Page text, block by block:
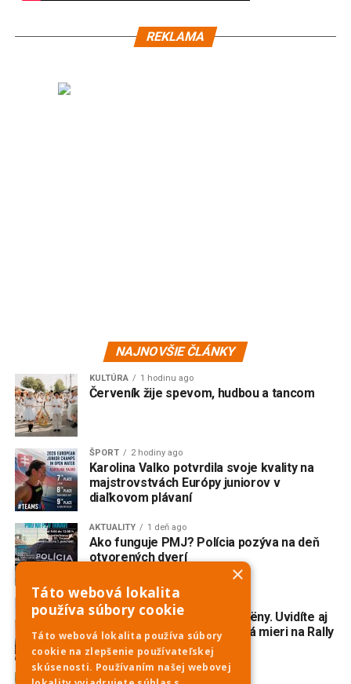
REKLAMA
NAJNOVŠIE ČLÁNKY
KULTÚRA 1 hodinu ago
Červeník žije spevom, hudbou a tancom
ŠPORT 2 hodiny ago
Karolina Valko potvrdila svoje kvality na
majstrovstvách Európy juniorov v
diaľkovom plávaní
AKTUALITY 1 deň ago
Ako funguje PMJ? Polícia pozýva na deň
otvorených dverí
AKTUALITY 2 dni ago
Do Piešťan mieria opäť Citroëny. Uvidíte aj
dvojmotorovú „kačicu“, ktorá mieri na Rally
Dakar Classic
ŠPORT 3 dni ago
×
Táto webová lokalita
používa súbory cookie
Táto webová lokalita používa súbory
cookie na zlepšenie používateľskej
skúsenosti. Používaním našej webovej